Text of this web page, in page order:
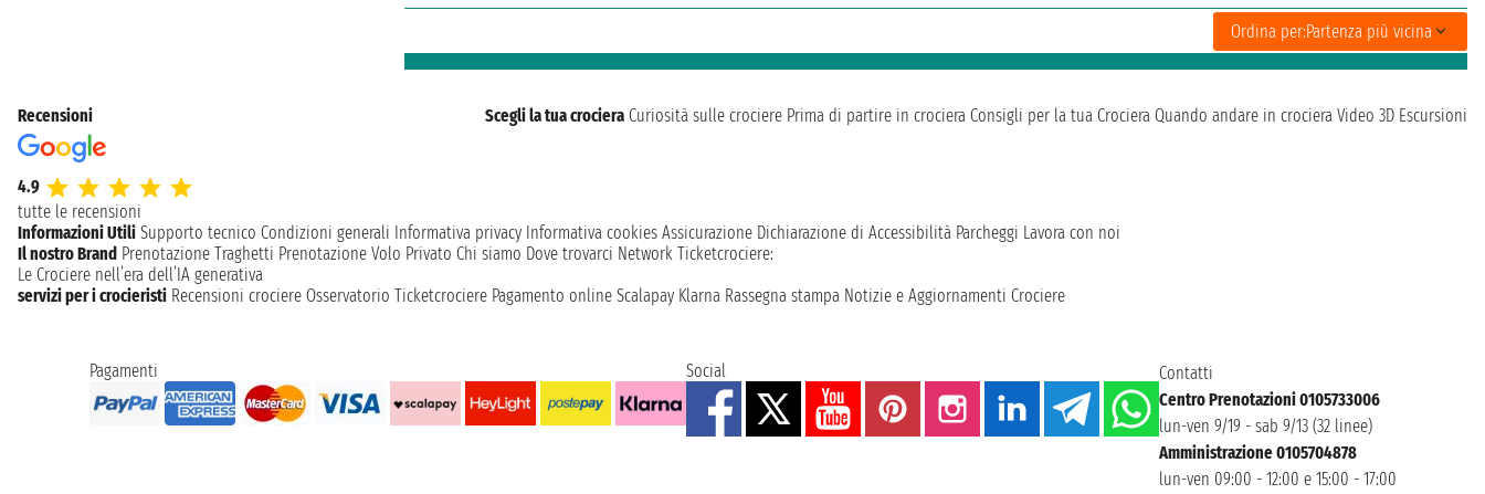
Ordina per:Partenza più vicina
Recensioni
4.9
tutte le recensioni
Scegli la tua crociera Curiosità sulle crociere Prima di partire in crociera Consigli per la tua Crociera Quando andare in crociera Video 3D Escursioni
Informazioni Utili Supporto tecnico Condizioni generali Informativa privacy Informativa cookies Assicurazione Dichiarazione di Accessibilità Parcheggi Lavora con noi
Il nostro Brand Prenotazione Traghetti Prenotazione Volo Privato Chi siamo Dove trovarci Network Ticketcrociere:
Le Crociere nell’era dell’IA generativa
servizi per i crocieristi Recensioni crociere Osservatorio Ticketcrociere Pagamento online Scalapay Klarna Rassegna stampa Notizie e Aggiornamenti Crociere
Pagamenti Social
Contatti
Centro Prenotazioni 0105733006
lun-ven 9/19 - sab 9/13 (32 linee)
Amministrazione 0105704878
lun-ven 09:00 - 12:00 e 15:00 - 17:00